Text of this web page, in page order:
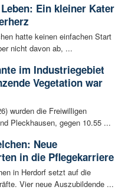
Ein kleiner Kater
hatte keinen einfachen Start
nicht davon ab, ...
im Industriegebiet
Vegetation war
wurden die Freiwilligen
Pleckhausen, gegen 10.55 ...
Neue
in die Pflegekarriere
in Herdorf setzt auf die
Vier neue Auszubildende ...